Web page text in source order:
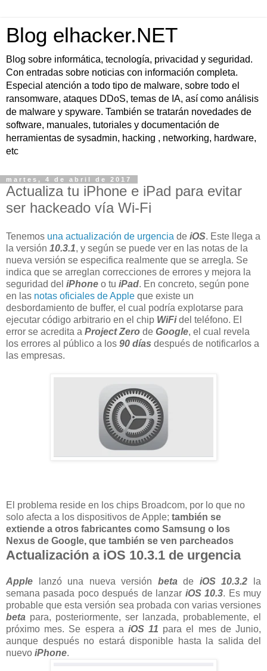
Blog elhacker.NET
Blog sobre informática, tecnología, privacidad y seguridad.
Con entradas sobre noticias con información completa.
Especial atención a todo tipo de malware, sobre todo el
ransomware, ataques DDoS, temas de IA, así como análisis
de malware y spyware. También se tratarán novedades de
software, manuales, tutoriales y documentación de
herramientas de sysadmin, hacking , networking, hardware,
etc
martes, 4 de abril de 2017
Actualiza tu iPhone e iPad para evitar
ser hackeado vía Wi-Fi
Tenemos una actualización de urgencia de iOS. Este llega a
la versión 10.3.1, y según se puede ver en las notas de la
nueva versión se especifica realmente que se arregla. Se
indica que se arreglan correcciones de errores y mejora la
seguridad del iPhone o tu iPad. En concreto, según pone
en las notas oficiales de Apple que existe un
desbordamiento de buffer, el cual podría explotarse para
ejecutar código arbitrario en el chip WiFidel teléfono. El
error se acredita a Project Zero de Google, el cual revela
los errores al público a los 90 días después de notificarlos a
las empresas.
El problema reside en los chips Broadcom, por lo que no
solo afecta a los dispositivos de Apple; también se
extiende a otros fabricantes como Samsung o los
Nexus de Google, que también se ven parcheados
Actualización a iOS 10.3.1 de urgencia
Apple lanzó una nueva versión beta de iOS 10.3.2
la
semana pasada poco después de lanzar iOS 10.3. Es muy
probable que esta versión sea probada con varias versiones
beta para, posteriormente, ser lanzada, probablemente, el
próximo mes. Se espera a iOS 11 para el mes de Junio,
aunque después no estará disponible hasta la salida del
nuevo iPhone.